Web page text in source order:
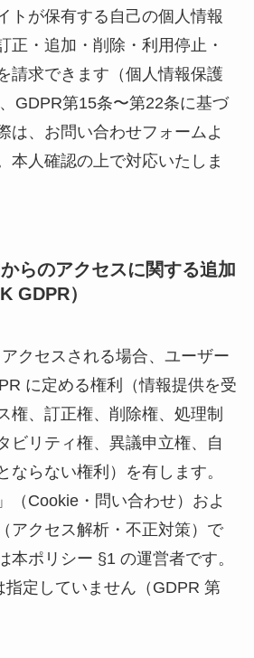
トが保有する自己の個人情報
正・追加・削除・利用停止・
請求できます（個人情報保護
GDPR第15条〜第22条に基づ
は、お問い合わせフォームよ
本人確認の上で対応いたしま
らのアクセスに関する追加
GDPR）
クセスされる場合、ユーザー
に定める権利（情報提供を受
権、訂正権、削除権、処理制
ビリティ権、異議申立権、自
ならない権利）を有します。
（Cookie・問い合わせ）およ
アクセス解析・不正対策）で
本ポリシー §1 の運営者です。
指定していません（GDPR 第